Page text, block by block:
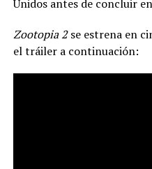
Unidos antes de concluir
Zootopia 2se estrena en
el tráiler a continuación: